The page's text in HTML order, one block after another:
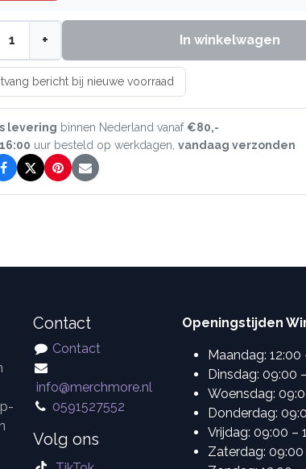
+ In winkelwagen
bericht bij nieuwe voorraad
levering binnen Nederland vanaf €80,-
16:00 uur besteld op werkdagen, vandaag verzonden
Contact
Contact
info@merchmore.nl
0591527552
Volg ons
Openingstijden
Maandag: 12:00
Dinsdag: 09:00
Woensdag:
Donderdag:
Vrijdag: 09:00 –
Zaterdag: 09:00